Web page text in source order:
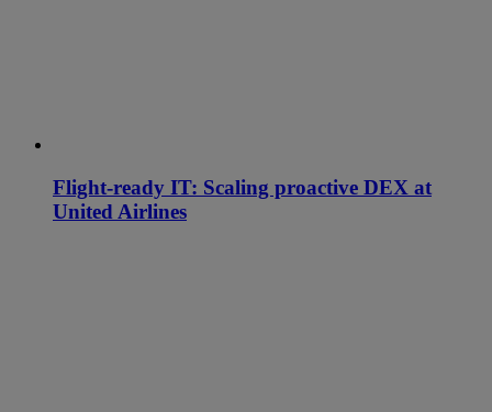
Flight-ready IT: Scaling proactive DEX at
United Airlines